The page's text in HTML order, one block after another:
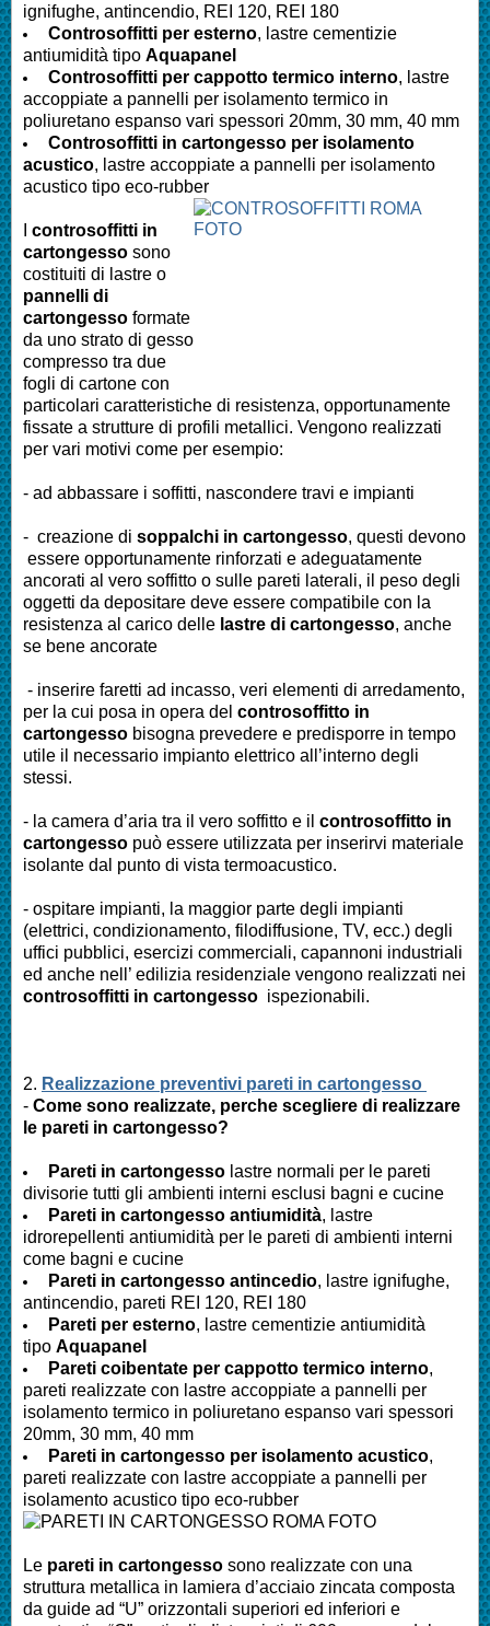
ignifughe, antincendio, REI 120, REI 180
Controsoffitti per esterno, lastre cementizie
antiumidità tipo Aquapanel
Controsoffitti per cappotto termico interno, lastre
accoppiate a pannelli per isolamento termico in
poliuretano espanso vari spessori 20mm, 30 mm, 40 mm
Controsoffitti in cartongesso per isolamento
acustico, lastre accoppiate a pannelli per isolamento
acustico tipo eco-rubber
controsoffitti in
cartongesso sono
costituiti di lastre o
pannelli di
cartongesso formate
da uno strato di gesso
compresso tra due
fogli di cartone con
particolari caratteristiche di resistenza, opportunamente
fissate a strutture di profili metallici. Vengono realizzati
per vari motivi come per esempio:
- ad abbassare i soffitti, nascondere travi e impianti
- creazione di soppalchi in cartongesso, questi devono
essere opportunamente rinforzati e adeguatamente
ancorati al vero soffitto o sulle pareti laterali, il peso degli
oggetti da depositare deve essere compatibile con la
resistenza al carico delle lastre di cartongesso, anche
se bene ancorate
- inserire faretti ad incasso, veri elementi di arredamento,
per la cui posa in opera del controsoffitto in
cartongesso bisogna prevedere e predisporre in tempo
utile il necessario impianto elettrico all’interno degli
stessi.
- la camera d’aria tra il vero soffitto e il controsoffitto in
cartongesso può essere utilizzata per inserirvi materiale
isolante dal punto di vista termoacustico.
- ospitare impianti, la maggior parte degli impianti
(elettrici, condizionamento, filodiffusione, TV, ecc.) degli
uffici pubblici, esercizi commerciali, capannoni industriali
ed anche nell’ edilizia residenziale vengono realizzati nei
controsoffitti in cartongesso ispezionabili.
2. Realizzazione preventivi pareti in cartongesso
- Come sono realizzate, perche scegliere di realizzare
le pareti in cartongesso?
Pareti in cartongesso lastre normali per le pareti
divisorie tutti gli ambienti interni esclusi bagni e cucine
Pareti in cartongesso antiumidità, lastre
idrorepellenti antiumidità per le pareti di ambienti interni
come bagni e cucine
Pareti in cartongesso antincedio, lastre ignifughe,
antincendio, pareti REI 120, REI 180
Pareti per esterno, lastre cementizie antiumidità
tipo Aquapanel
Pareti coibentate per cappotto termico interno,
pareti realizzate con lastre accoppiate a pannelli per
isolamento termico in poliuretano espanso vari spessori
20mm, 30 mm, 40 mm
Pareti in cartongesso per isolamento acustico,
pareti realizzate con lastre accoppiate a pannelli per
isolamento acustico tipo eco-rubber
Le pareti in cartongesso sono realizzate con una
struttura metallica in lamiera d’acciaio zincata composta
da guide ad “U” orizzontali superiori ed inferiori e